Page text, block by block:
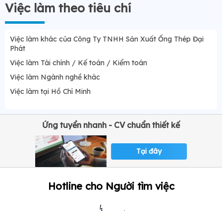
Việc làm theo tiêu chí
Việc làm khác của Công Ty TNHH Sản Xuất Ống Thép Đại
Phát
Việc làm Tài chính / Kế toán / Kiểm toán
Việc làm Ngành nghề khác
Việc làm tại Hồ Chí Minh
Ứng tuyển nhanh - CV chuẩn thiết kế
Tại đây
Hotline cho Người tìm việc